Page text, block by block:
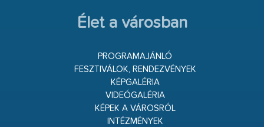
Élet a városban
PROGRAMAJÁNLÓ
FESZTIVÁLOK, RENDEZVÉNYEK
KÉPGALÉRIA
VIDEÓGALÉRIA
KÉPEK A VÁROSRÓL
INTÉZMÉNYEK